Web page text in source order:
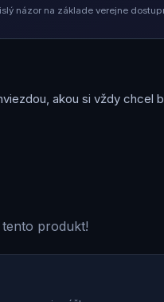
názor na základe verejne
akou si vždy
produkt!